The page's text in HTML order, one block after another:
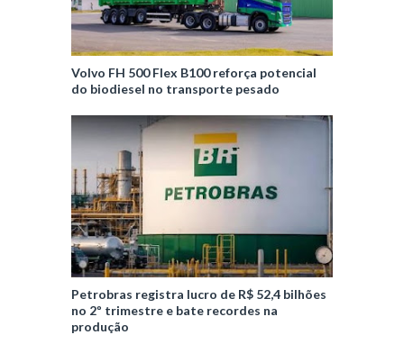
Volvo FH 500 Flex B100 reforça potencial
do biodiesel no transporte pesado
Petrobras registra lucro de R$ 52,4 bilhões
no 2º trimestre e bate recordes na
produção